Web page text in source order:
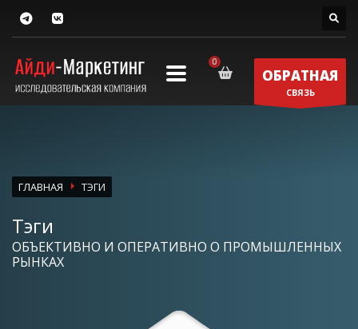
ОБРАТНАЯ
СВЯЗЬ
ГЛАВНАЯ ТЭГИ
Тэги
ОБЪЕКТИВНО И ОПЕРАТИВНО О ПРОМЫШЛЕННЫХ
РЫНКАХ